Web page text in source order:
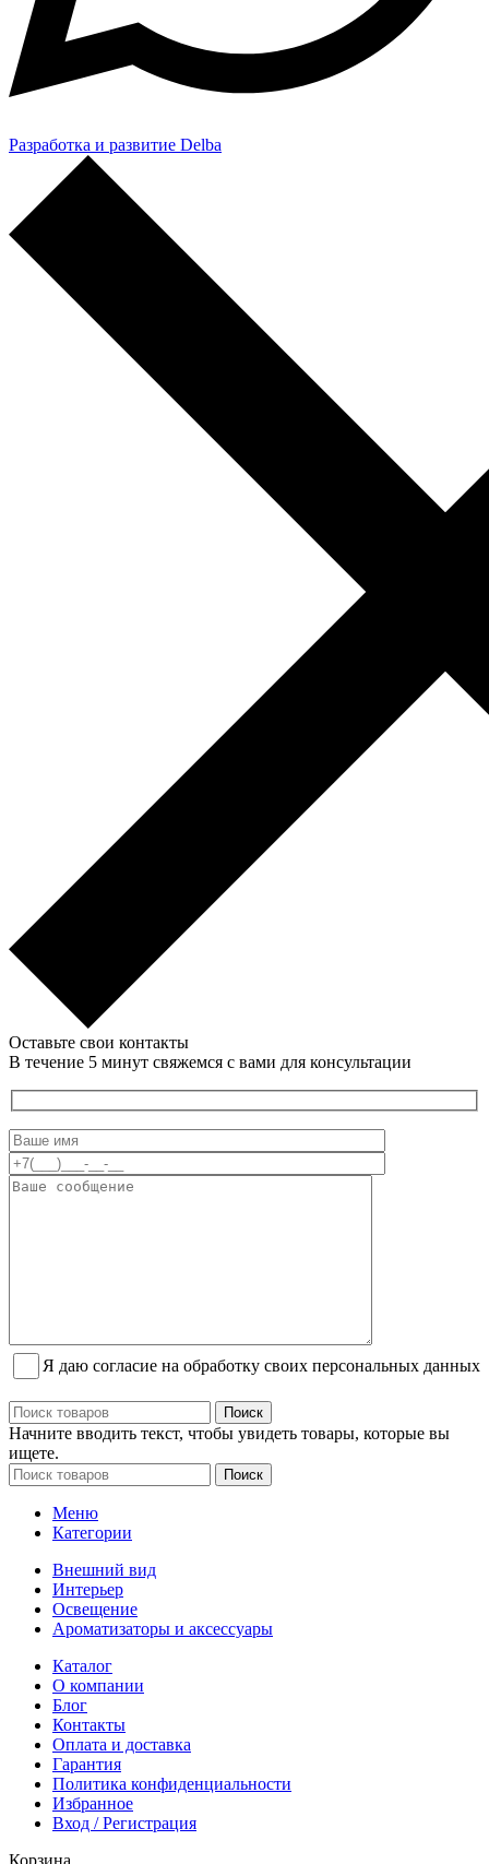
Разработка и развитие Delba
Оставьте свои контакты
В течение 5 минут свяжемся с вами для консультации
Я даю согласие на обработку своих персональных данных
Поиск
Начните вводить текст, чтобы увидеть товары, которые вы
ищете.
Поиск
Меню
Категории
Внешний вид
Интерьер
Освещение
Ароматизаторы и аксессуары
Каталог
О компании
Блог
Контакты
Оплата и доставка
Гарантия
Политика конфиденциальности
Избранное
Вход / Регистрация
Корзина